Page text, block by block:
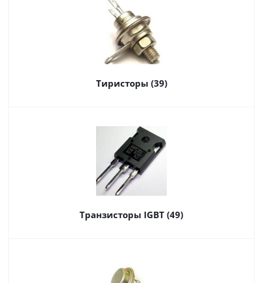
Тиристоры (39)
Транзисторы IGBT (49)